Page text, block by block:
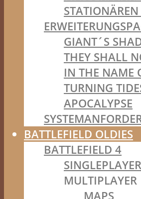
GIANT´S
THEY SHALL
IN THE NAME
TURNING
APOCALYPSE
BATTLEFIELD OLDIES
BATTLEFIELD 4
SINGLEPLAYER
MULTIPLAYER